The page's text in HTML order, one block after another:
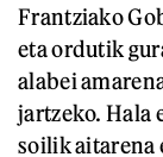
Frantziako
eta ordutik
alabei
jartzeko. Hala
soilik aitarena